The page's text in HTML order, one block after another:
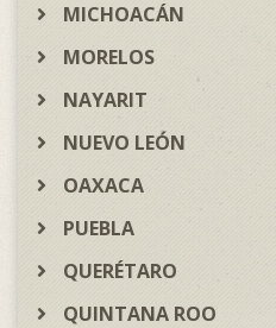
MICHOACÁN
MORELOS
NAYARIT
NUEVO LEÓN
OAXACA
PUEBLA
QUERÉTARO
QUINTANA ROO